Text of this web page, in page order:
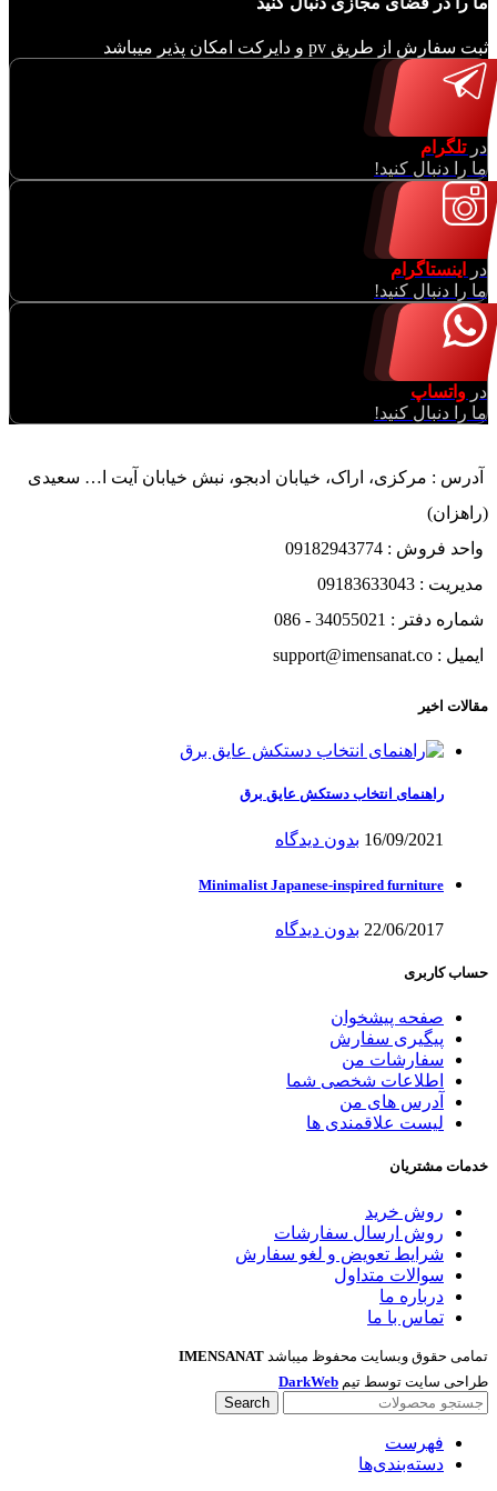
ثبت سفارش از طریق pv و دایرکت امکان پذیر میباشد
درتلگرام
ما را دنبال کنید!
در
اینستاگرام
ما را دنبال کنید!
در واتساپ
ما را دنبال کنید!
آدرس : مرکزی، اراک، خیابان ادبجو، نبش خیابان آیت ا… سعیدی
(راهزان)
واحد فروش : 09182943774
مدیریت : 09183633043
شماره دفتر : 34055021 - 086
ایمیل : support@imensanat.co
مقالات اخیر
راهنمای انتخاب دستکش عایق برق
16/09/2021 بدون دیدگاه
Minimalist Japanese-inspired furniture
22/06/2017 بدون دیدگاه
حساب کاربری
صفحه پیشخوان
پیگیری سفارش
سفارشات من
اطلاعات شخصی شما
آدرس های من
لیست علاقمندی ها
خدمات مشتریان
روش خرید
روش ارسال سفارشات
شرایط تعویض و لغو سفارش
سوالات متداول
درباره ما
تماس با ما
تمامی حقوق وبسایت محفوظ میباشد IMENSANAT
طراحی سایت توسط تیم DarkWeb
Search
فهرست
دسته‌بندی‌ها